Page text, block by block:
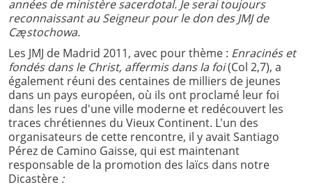
années de ministère sacerdotal. Je serai toujours
reconnaissant au Seigneur pour le don des JMJ de
Częstochowa.
Les JMJ de Madrid 2011, avec pour thème : Enracinés et
fondés dans le Christ, affermis dans la foi(Col 2,7), a
également réuni des centaines de milliers de jeunes
dans un pays européen, où ils ont proclamé leur foi
dans les rues d'une ville moderne et redécouvert les
traces chrétiennes du Vieux Continent. L'un des
organisateurs de cette rencontre, il y avait Santiago
Pérez de Camino Gaisse, qui est maintenant
responsable de la promotion des laïcs dans notre
Dicastère :